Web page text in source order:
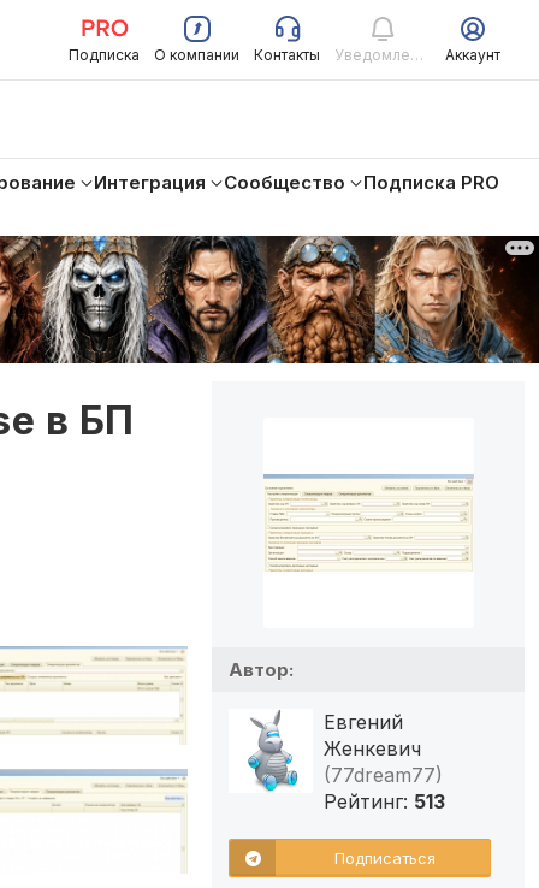
Подписка О компании Контакты Уведомления Аккаунт
Интеграция Сообщество Подписка PRO
в БП
Автор:
Евгений
Женкевич
(77dream77)
Рейтинг: 513
Подписаться